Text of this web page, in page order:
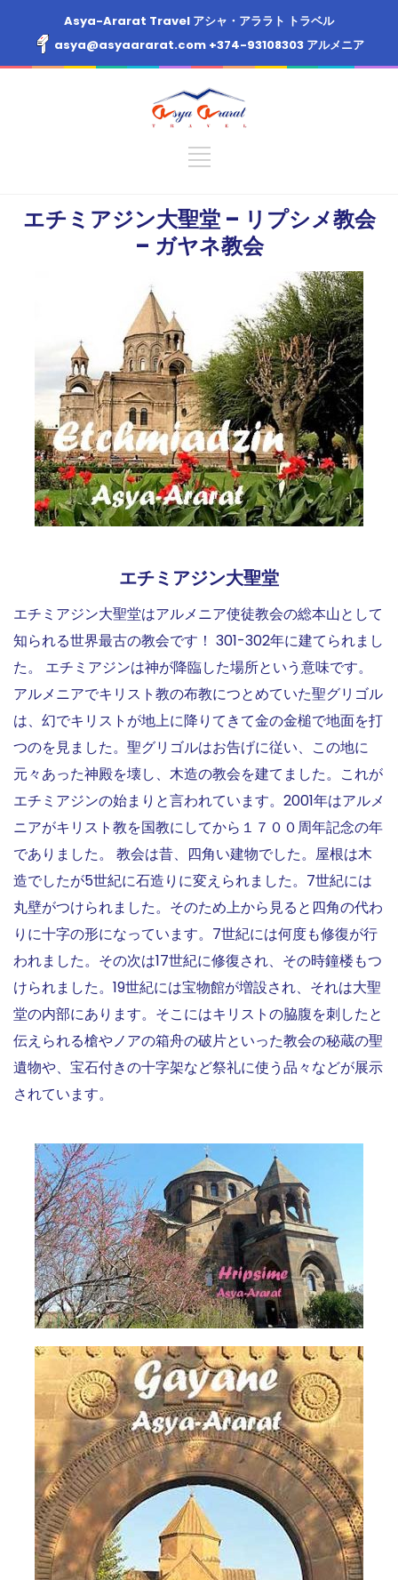
Asya-Ararat Travel アシャ・アララト トラベル
asya@asyaararat.com +374-93108303 アルメニア
エチミアジン大聖堂 – リプシメ教会
– ガヤネ教会
エチミアジン大聖堂
エチミアジン大聖堂はアルメニア使徒教会の総本山として
知られる世界最古の教会です！ 301-302年に建てられまし
た。 エチミアジンは神が降臨した場所という意味です。
アルメニアでキリスト教の布教につとめていた聖グリゴル
は、幻でキリストが地上に降りてきて金の金槌で地面を打
つのを見ました。聖グリゴルはお告げに従い、この地に
元々あった神殿を壊し、木造の教会を建てました。これが
エチミアジンの始まりと言われています。2001年はアルメ
ニアがキリスト教を国教にしてから１７００周年記念の年
でありました。 教会は昔、四角い建物でした。屋根は木
造でしたが5世紀に石造りに変えられました。7世紀には
丸壁がつけられました。そのため上から見ると四角の代わ
りに十字の形になっています。7世紀には何度も修復が行
われました。その次は17世紀に修復され、その時鐘楼もつ
けられました。19世紀には宝物館が増設され、それは大聖
堂の内部にあります。そこにはキリストの脇腹を刺したと
伝えられる槍やノアの箱舟の破片といった教会の秘蔵の聖
遺物や、宝石付きの十字架など祭礼に使う品々などが展示
されています。